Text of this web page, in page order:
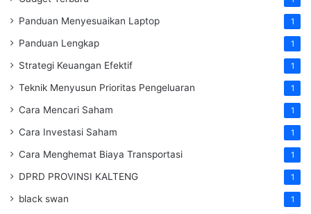
Panduan Menyesuaikan Laptop 1
Panduan Lengkap 1
Strategi Keuangan Efektif 1
Teknik Menyusun Prioritas Pengeluaran 1
Cara Mencari Saham 1
Cara Investasi Saham 1
Cara Menghemat Biaya Transportasi 1
DPRD PROVINSI KALTENG 1
black swan 1